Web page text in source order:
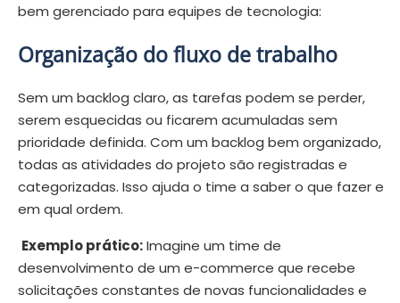
bem gerenciado para equipes de tecnologia:
Organização do fluxo de trabalho
Sem um backlog claro, as tarefas podem se perder,
serem esquecidas ou ficarem acumuladas sem
prioridade definida. Com um backlog bem organizado,
todas as atividades do projeto são registradas e
categorizadas. Isso ajuda o time a saber o que fazer e
em qual ordem.
Exemplo prático:Imagine um time de
desenvolvimento de um e-commerce que recebe
solicitações constantes de novas funcionalidades e